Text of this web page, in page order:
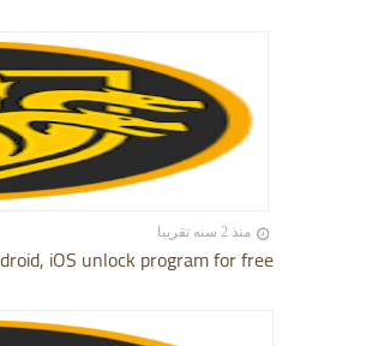
منذ 2 سنه تقريبا
iOS unlock program for free